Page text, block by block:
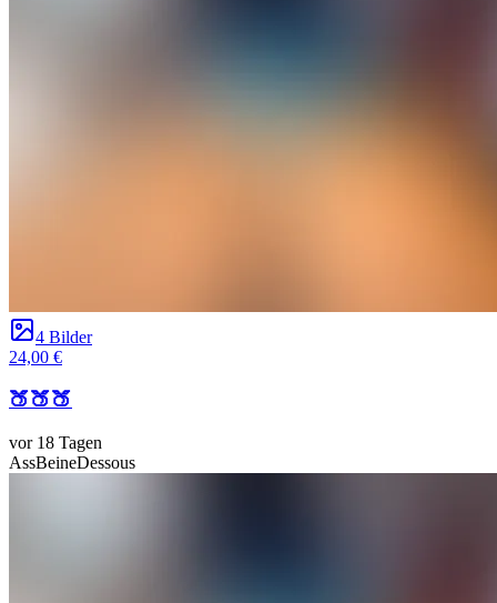
4 Bilder
24,00 €
🍑🍑🍑
vor 18 Tagen
AssBeineDessous